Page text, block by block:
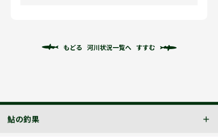
もどる 河川状況一覧へ すすむ
鮎の釣果